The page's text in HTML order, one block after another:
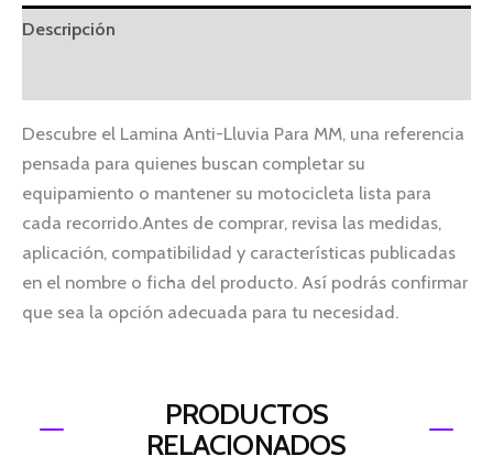
Descripción
Descubre el Lamina Anti-Lluvia Para MM, una referencia
pensada para quienes buscan completar su
equipamiento o mantener su motocicleta lista para
cada recorrido.Antes de comprar, revisa las medidas,
aplicación, compatibilidad y características publicadas
en el nombre o ficha del producto. Así podrás confirmar
que sea la opción adecuada para tu necesidad.
PRODUCTOS
RELACIONADOS